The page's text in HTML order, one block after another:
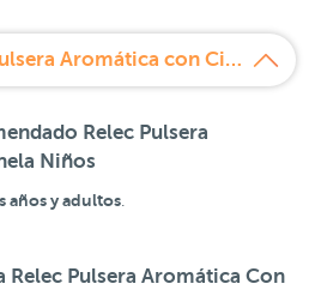
¿Qué es Relec Pulsera Aromática con Citronela?
Relec Pulsera
Niños
años y adultos.
Relec Pulsera Aromática Con